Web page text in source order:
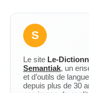
S
Le site Le-
Semantiak, un
et d’outils de
depuis plus de 30